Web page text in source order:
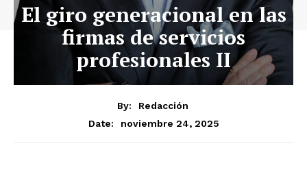
El giro generacional en las
firmas de servicios
profesionales II
By:
Redacción
Date:
noviembre 24, 2025